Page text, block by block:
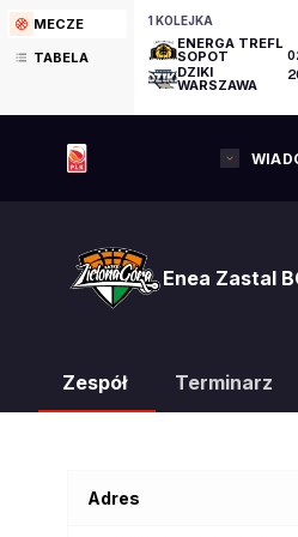
MECZE
TABELA
1 KOLEJKA
ENERGA TREFL
SOPOT
DZIKI
WARSZAWA
Enea Zastal
Zespół Terminarz
Adres